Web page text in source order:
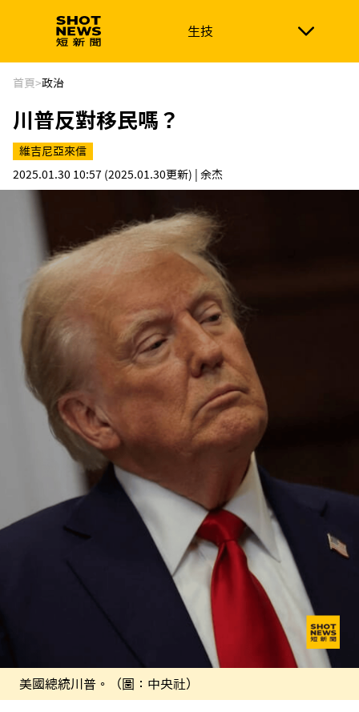
生技
生技 政治
新南向 體育
首頁>政治
川普反對移民嗎？
維吉尼亞來信
2025.01.30 10:57 (2025.01.30更新) | 余杰
美國總統川普。（圖：中央社）